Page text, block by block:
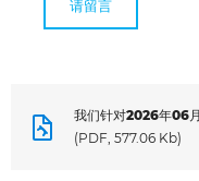
请留言
我们针对2026年06
(PDF, 577.06 Kb)